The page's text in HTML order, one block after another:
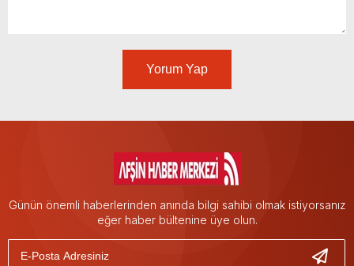
Yorum Yap
Günün önemli haberlerinden anında bilgi sahibi olmak istiyorsanız
eğer haber bültenine üye olun.